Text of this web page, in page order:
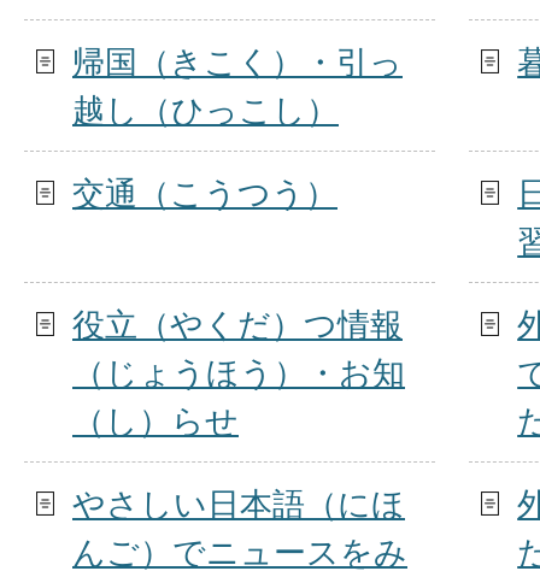
帰国（きこく）・引っ
越し（ひっこし）
交通（こうつう）
役立（やくだ）つ情報
（じょうほう）・お知
（し）らせ
やさしい日本語（にほ
んご）でニュースをみ